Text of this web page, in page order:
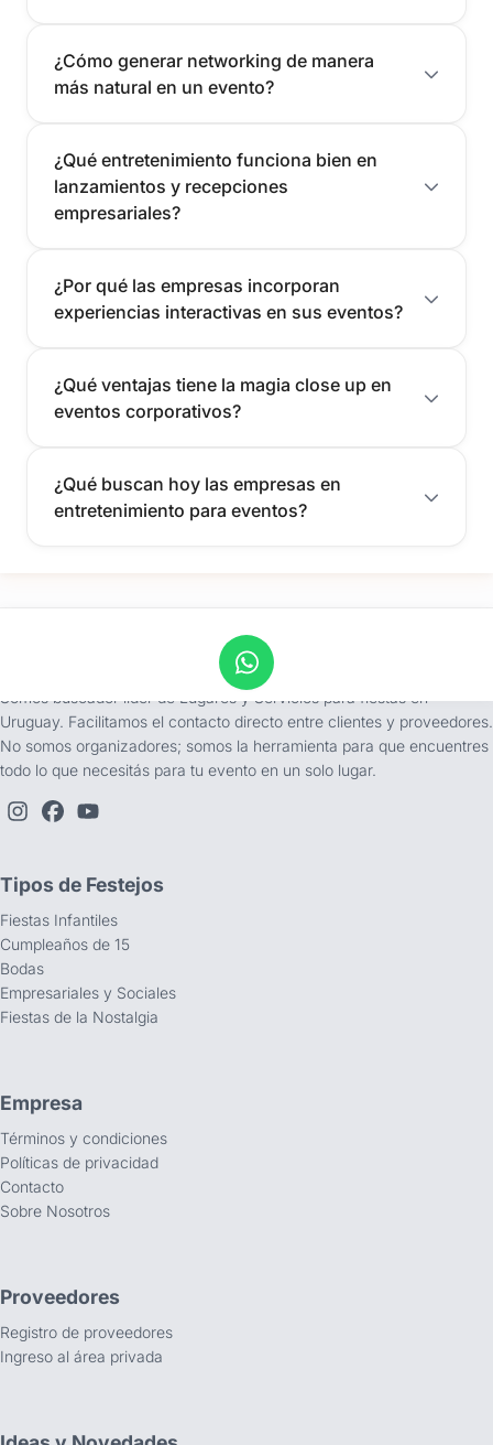
¿Cómo generar networking de manera
más natural en un evento?
¿Qué entretenimiento funciona bien en
lanzamientos y recepciones
empresariales?
¿Por qué las empresas incorporan
experiencias interactivas en sus eventos?
¿Qué ventajas tiene la magia close up en
eventos corporativos?
¿Qué buscan hoy las empresas en
entretenimiento para eventos?
Somos buscador líder de Lugares y Servicios para fiestas en
Uruguay. Facilitamos el contacto directo entre clientes y proveedores.
No somos organizadores; somos la herramienta para que encuentres
todo lo que necesitás para tu evento en un solo lugar.
Tipos de Festejos
Fiestas Infantiles
Cumpleaños de 15
Bodas
Empresariales y Sociales
Fiestas de la Nostalgia
Empresa
Términos y condiciones
Políticas de privacidad
Contacto
Sobre Nosotros
Proveedores
Registro de proveedores
Ingreso al área privada